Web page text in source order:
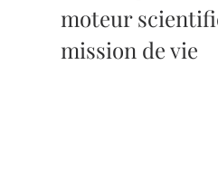
moteur
mission de vie